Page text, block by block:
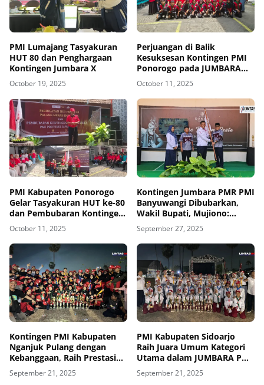
PMI Lumajang Tasyakuran
HUT 80 dan Penghargaan
Kontingen Jumbara X
October 19, 2025
Perjuangan di Balik
Kesuksesan Kontingen PMI
Ponorogo pada JUMBARA
Jatim X
October 11, 2025
PMI Kabupaten Ponorogo
Gelar Tasyakuran HUT ke-80
dan Pembubaran Kontingen
Jumbara X Jatim
October 11, 2025
Kontingen Jumbara PMR PMI
Banyuwangi Dibubarkan,
Wakil Bupati, Mujiono:
Alhamdulillah Kembali Juara
Umum Jatim!
September 27, 2025
Kontingen PMI Kabupaten
Nganjuk Pulang dengan
Kebanggaan, Raih Prestasi
Gemilang di Jumbara PMR X
PMI Jatim 2025
September 21, 2025
PMI Kabupaten Sidoarjo
Raih Juara Umum Kategori
Utama dalam JUMBARA PMR
X Jatim 2025
September 21, 2025